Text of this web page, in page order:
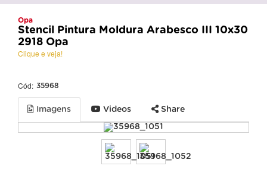
Opa
Stencil Pintura Moldura Arabesco III 10x30
2918 Opa
Clique e veja!
Cód: 35968
Imagens Videos Share